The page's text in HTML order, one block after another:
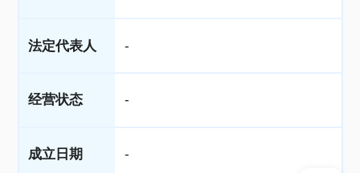
法定代表人 -
经营状态 -
成立日期 -